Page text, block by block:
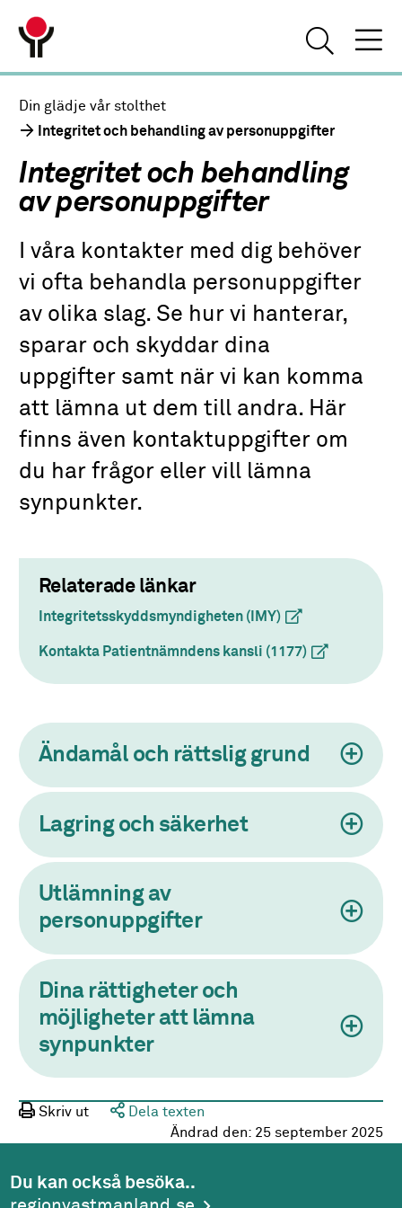
Din glädje vår stolthet
Integritet och behandling av personuppgifter
Integritet och behandling
av personuppgifter
I våra kontakter med dig behöver
vi ofta behandla personuppgifter
av olika slag. Se hur vi hanterar,
sparar och skyddar dina
uppgifter samt när vi kan komma
att lämna ut dem till andra. Här
finns även kontaktuppgifter om
du har frågor eller vill lämna
synpunkter.
Relaterade länkar
Integritetsskyddsmyndigheten (IMY)(extern länk)
Kontakta Patientnämndens kansli (1177)(extern länk)
Ändamål och rättslig grund
Lagring och säkerhet
Utlämning av
personuppgifter
Dina rättigheter och
möjligheter att lämna
synpunkter
Skriv ut
Dela texten
Ändrad den: 25 september 2025
Du kan också besöka..